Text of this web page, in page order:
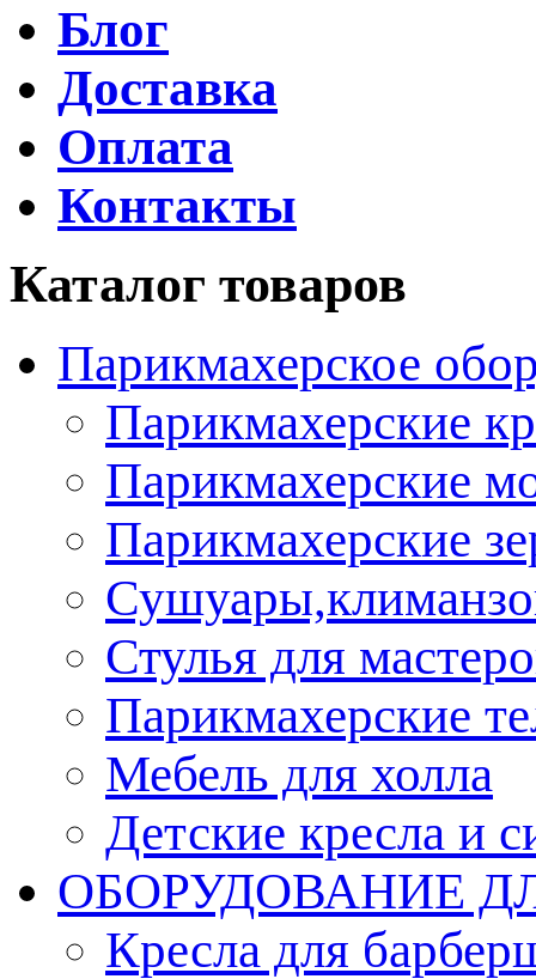
Блог
Доставка
Оплата
Контакты
Каталог товаров
Парикмахерское
Парикмахерские
Парикмахерские
Парикмахерские
Стулья для
Парикмахерские
Мебель для холла
Детские кресла и
ОБОРУДОВАНИЕ
Кресла для